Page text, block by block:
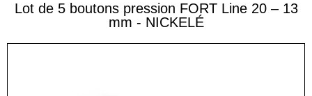
Lot de 5 boutons pression FORT Line 20 – 13
mm - NICKELÉ